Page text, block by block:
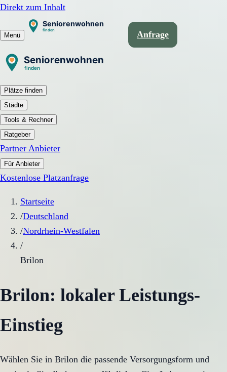
Direkt zum Inhalt
Menü Anfrage
Plätze finden
Städte
Tools & Rechner
Ratgeber
Partner Anbieter
Für Anbieter
Kostenlose Platzanfrage
Startseite
/Deutschland
/Nordrhein-Westfalen
/
Brilon
Brilon: lokaler Leistungs-
Einstieg
Wählen Sie in Brilon die passende Versorgungsform und